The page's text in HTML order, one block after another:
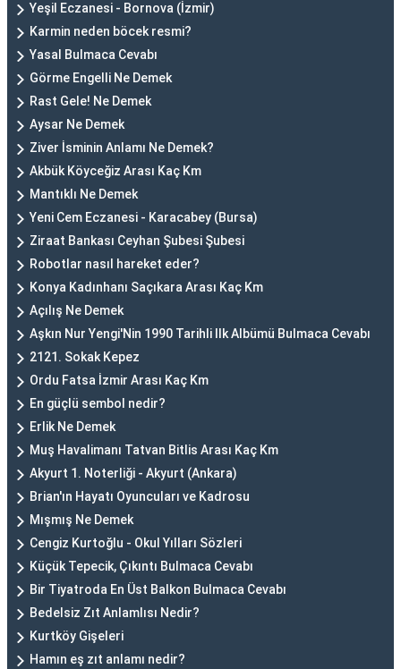
Yeşil Eczanesi - Bornova (İzmir)
Karmin neden böcek resmi?
Yasal Bulmaca Cevabı
Görme Engelli Ne Demek
Rast Gele! Ne Demek
Aysar Ne Demek
Ziver İsminin Anlamı Ne Demek?
Akbük Köyceğiz Arası Kaç Km
Mantıklı Ne Demek
Yeni Cem Eczanesi - Karacabey (Bursa)
Ziraat Bankası Ceyhan Şubesi Şubesi
Robotlar nasıl hareket eder?
Konya Kadınhanı Saçıkara Arası Kaç Km
Açılış Ne Demek
Aşkın Nur Yengi'Nin 1990 Tarihli Ilk Albümü Bulmaca Cevabı
2121. Sokak Kepez
Ordu Fatsa İzmir Arası Kaç Km
En güçlü sembol nedir?
Erlik Ne Demek
Muş Havalimanı Tatvan Bitlis Arası Kaç Km
Akyurt 1. Noterliği - Akyurt (Ankara)
Brian'ın Hayatı Oyuncuları ve Kadrosu
Mışmış Ne Demek
Cengiz Kurtoğlu - Okul Yılları Sözleri
Küçük Tepecik, Çıkıntı Bulmaca Cevabı
Bir Tiyatroda En Üst Balkon Bulmaca Cevabı
Bedelsiz Zıt Anlamlısı Nedir?
Kurtköy Gişeleri
Hamın eş zıt anlamı nedir?